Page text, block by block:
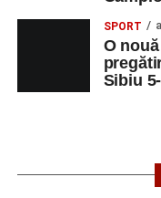
distracții.
Sâmbătă,
SPORT
O
Sibiu